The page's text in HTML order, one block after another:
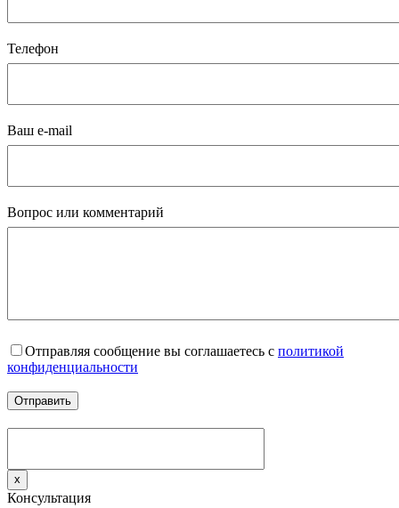
Телефон
Ваш e-mail
Вопрос или комментарий
Отправляя сообщение вы соглашаетесь с политикой
конфиденциальности
x
Консультация